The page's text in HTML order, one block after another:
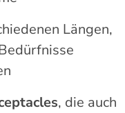
Längen,
, die auch